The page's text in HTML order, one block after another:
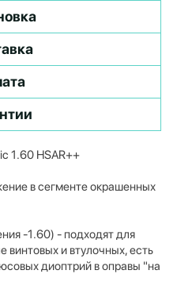
1.60 HSAR++
в сегменте окрашенных
-1.60) - подходят для
винтовых и втулочных, есть
диоптрий в оправы "на